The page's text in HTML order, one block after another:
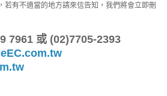
若有不適當的地方請來信告知，我們將會立即刪
7961 或 (02)7705-2393